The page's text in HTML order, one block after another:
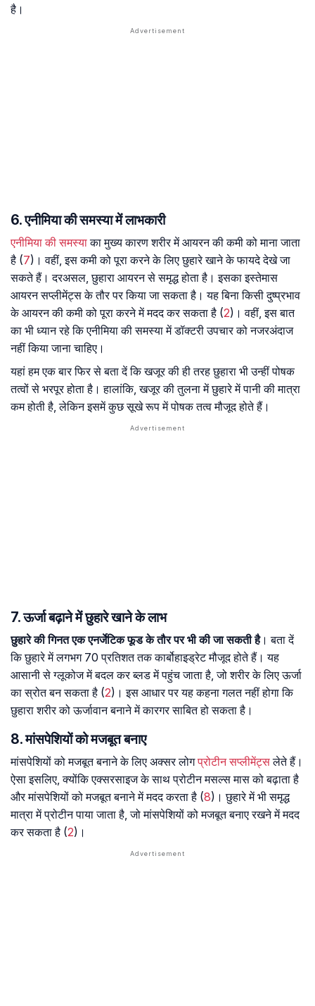
है।
6. एनीमिया की समस्या में लाभकारी
एनीमिया की समस्याका मुख्य कारण शरीर में आयरन की कमी को माना जाता
है (7)। वहीं, इस कमी को पूरा करने के लिए छुहारे खाने के फायदे देखे जा
सकते हैं। दरअसल, छुहारा आयरन से समृद्ध होता है। इसका इस्तेमास
आयरन सप्लीमेंट्स के तौर पर किया जा सकता है। यह बिना किसी दुष्प्रभाव
के आयरन की कमी को पूरा करने में मदद कर सकता है (2)। वहीं, इस बात
का भी ध्यान रहे कि एनीमिया की समस्या में डॉक्टरी उपचार को नजरअंदाज
नहीं किया जाना चाहिए।
यहां हम एक बार फिर से बता दें कि खजूर की ही तरह छुहारा भी उन्हीं पोषक
तत्वों से भरपूर होता है। हालांकि, खजूर की तुलना में छुहारे में पानी की मात्रा
कम होती है, लेकिन इसमें कुछ सूखे रूप में पोषक तत्व मौजूद होते हैं।
7. ऊर्जा बढ़ाने में छुहारे खाने के लाभ
छुहारे की गिनत एक एनर्जेटिक फूड के तौर पर भी की जा सकती है। बता दें
कि छुहारे में लगभग 70 प्रतिशत तक कार्बोहाइड्रेट मौजूद होते हैं। यह
आसानी से ग्लूकोज में बदल कर ब्लड में पहुंच जाता है, जो शरीर के लिए ऊर्जा
का स्रोत बन सकता है (2)। इस आधार पर यह कहना गलत नहीं होगा कि
छुहारा शरीर को ऊर्जावान बनाने में कारगर साबित हो सकता है।
8. मांसपेशियों को मजबूत बनाए
मांसपेशियों को मजबूत बनाने के लिए अक्सर लोगप्रोटीन सप्लीमेंट्सलेते हैं।
ऐसा इसलिए, क्योंकि एक्सरसाइज के साथ प्रोटीन मसल्स मास को बढ़ाता है
और मांसपेशियों को मजबूत बनाने में मदद करता है (8)। छुहारे में भी समृद्ध
मात्रा में प्रोटीन पाया जाता है, जो मांसपेशियों को मजबूत बनाए रखने में मदद
कर सकता है (2)।